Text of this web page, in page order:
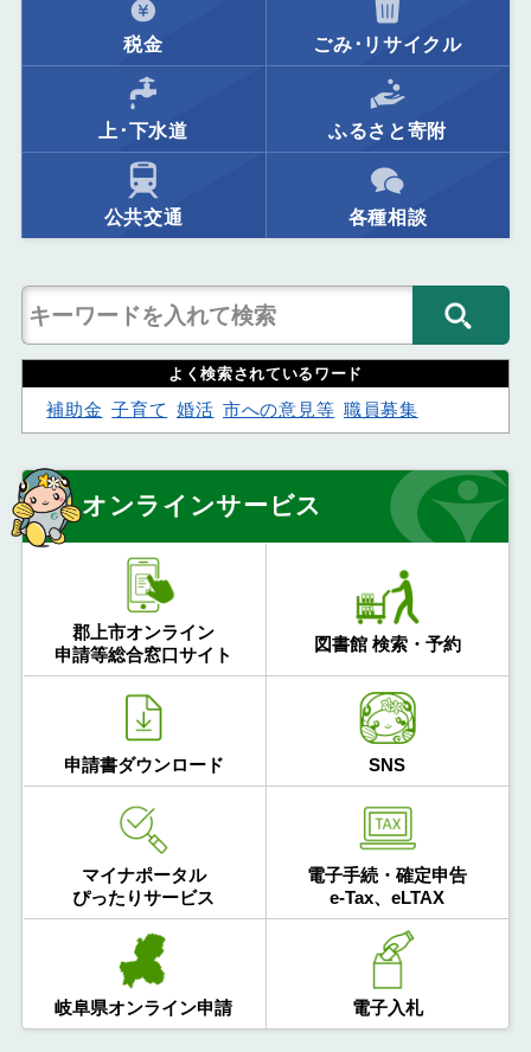
税金 ごみ･リサイクル
上･下水道 ふるさと寄附
公共交通 各種相談
よく検索されているワード
補助金 子育て 婚活 市への意見等 職員募集
オンラインサービス
郡上市オンライン
申請等総合窓口サイト
図書館 検索・予約
申請書ダウンロード SNS
マイナポータル
ぴったりサービス
電子手続・確定申告
e-Tax、eLTAX
岐阜県オンライン申請 電子入札